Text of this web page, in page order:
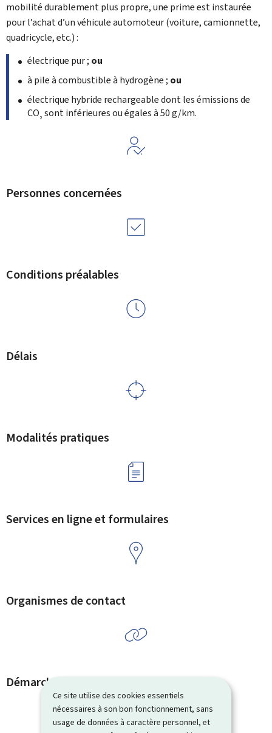
Ce site utilise des cookies essentiels
nécessaires à son bon fonctionnement, sans
usage de données à caractère personnel, et
mobilité durablement plus propre, une prime est instaurée
pour l’achat d’un véhicule automoteur (voiture, camionnette,
quadricycle, etc.) :
électrique pur ; ou
à pile à combustible à hydrogène ; ou
électrique hybride rechargeable dont les émissions de
CO2 sont inférieures ou égales à 50 g/km.
Personnes concernées
Conditions préalables
Délais
Modalités pratiques
Services en ligne et formulaires
Organismes de contact
Démarches et liens associés